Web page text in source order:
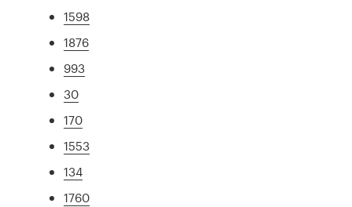
1598
1876
993
30
170
1553
134
1760